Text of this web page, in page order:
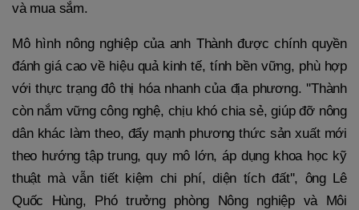
và mua sắm.
Mô hình nông nghiệp của anh Thành được chính quyền
đánh giá cao về hiệu quả kinh tế, tính bền vững, phù hợp
với thực trạng đô thị hóa nhanh của địa phương. ''Thành
còn nắm vững công nghệ, chịu khó chia sẻ, giúp đỡ nông
dân khác làm theo, đẩy mạnh phương thức sản xuất mới
theo hướng tập trung, quy mô lớn, áp dụng khoa học kỹ
thuật mà vẫn tiết kiệm chi phí, diện tích đất'', ông Lê
Quốc Hùng, Phó trưởng phòng Nông nghiệp và Môi